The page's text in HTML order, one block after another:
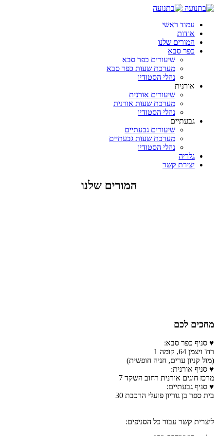
עמוד ראשי
אודות
המורים שלנו
כפר סבא
שיעורים כפר סבא
מערכת שעות כפר סבא
נהלי הסטודיו
אורנית
שיעורים אורנית
מערכת שעות אורנית
נהלי הסטודיו
גבעתיים
שיעורים גבעתיים
מערכת שעות גבעתיים
נהלי הסטודיו
גלריה
יצירת קשר
המורים שלנו
מחכים לכם
♥ סניף כפר סבא:
רח' ויצמן 64, קומה 1
(מול קניון ערים, חניה חופשית)
♥ סניף אורנית:
מרכז חוגים אורנית רחוב השקד 7
♥ סניף גבעתיים:
בית ספר בן גוריון פועלי הרכבת 30
ליצרית קשר עבור כל הסניפים: